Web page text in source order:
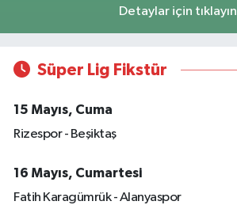
Detaylar için tıklayın
Süper Lig Fikstür
15 Mayıs, Cuma
Rizespor - Beşiktaş
16 Mayıs, Cumartesi
Fatih Karagümrük - Alanyaspor